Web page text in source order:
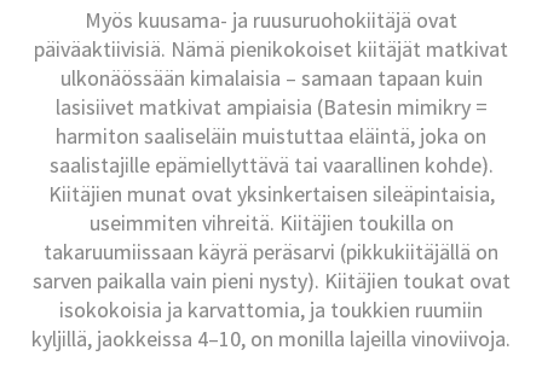
Myös kuusama- ja ruusuruohokiitäjä ovat
päiväaktiivisiä. Nämä pienikokoiset kiitäjät matkivat
ulkonäössään kimalaisia – samaan tapaan kuin
lasisiivet matkivat ampiaisia (Batesin mimikry =
harmiton saaliseläin muistuttaa eläintä, joka on
saalistajille epämiellyttävä tai vaarallinen kohde).
Kiitäjien munat ovat yksinkertaisen sileäpintaisia,
useimmiten vihreitä. Kiitäjien toukilla on
takaruumiissaan käyrä peräsarvi (pikkukiitäjällä on
sarven paikalla vain pieni nysty). Kiitäjien toukat ovat
isokokoisia ja karvattomia, ja toukkien ruumiin
kyljillä, jaokkeissa 4–10, on monilla lajeilla vinoviivoja.